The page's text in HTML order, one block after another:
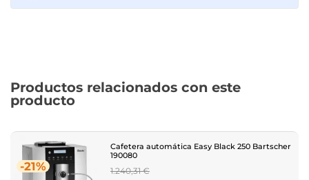
Productos relacionados con este
producto
-21%
Cafetera automática Easy Black 250 Bartscher
190080
Regular
1.240,31 €